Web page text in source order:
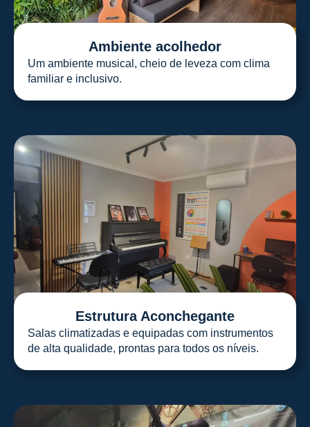
Ambiente acolhedor
Um ambiente musical, cheio de leveza com clima
familiar e inclusivo.
Estrutura Aconchegante
Salas climatizadas e equipadas com instrumentos
de alta qualidade, prontas para todos os níveis.